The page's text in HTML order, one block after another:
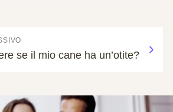
se il mio cane ha un’otite?